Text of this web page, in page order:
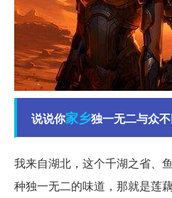
说说你家乡独一无二与众
我来自湖北，这个千湖之省、
种独一无二的味道，那就是莲